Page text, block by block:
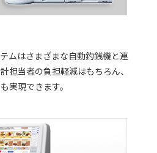
ムはさまざまな自動釣銭機と連
担当者の負担軽減はもちろん、
実現できます。